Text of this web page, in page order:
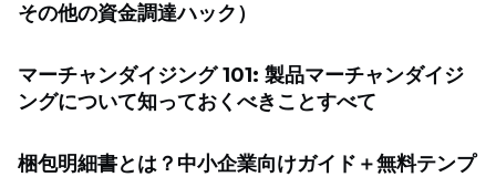
その他の資金調達ハック）
マーチャンダイジング 101: 製品マーチャンダイジ
ングについて知っておくべきことすべて
梱包明細書とは？中小企業向けガイド＋無料テンプ